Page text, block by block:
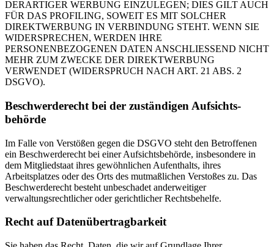
DERARTIGER WERBUNG EINZULEGEN; DIES GILT AUCH
FÜR DAS PROFILING, SOWEIT ES MIT SOLCHER
DIREKTWERBUNG IN VERBINDUNG STEHT. WENN SIE
WIDERSPRECHEN, WERDEN IHRE
PERSONENBEZOGENEN DATEN ANSCHLIESSEND NICHT
MEHR ZUM ZWECKE DER DIREKTWERBUNG
VERWENDET (WIDERSPRUCH NACH ART. 21 ABS. 2
DSGVO).
Beschwerde­recht bei der zuständigen Aufsichts­
behörde
Im Falle von Verstößen gegen die DSGVO steht den Betroffenen
ein Beschwerderecht bei einer Aufsichtsbehörde, insbesondere in
dem Mitgliedstaat ihres gewöhnlichen Aufenthalts, ihres
Arbeitsplatzes oder des Orts des mutmaßlichen Verstoßes zu. Das
Beschwerderecht besteht unbeschadet anderweitiger
verwaltungsrechtlicher oder gerichtlicher Rechtsbehelfe.
Recht auf Daten­übertrag­barkeit